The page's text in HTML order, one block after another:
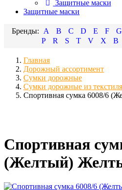
Защитные маски
Защитные маски
A B C D E F G
P
R S T V X В
Главная
Дорожный ассортимент
Сумки дорожные
Сумки дорожные из текстиля
Спортивная сумка 6008/6
Спортивная
(Желтый)